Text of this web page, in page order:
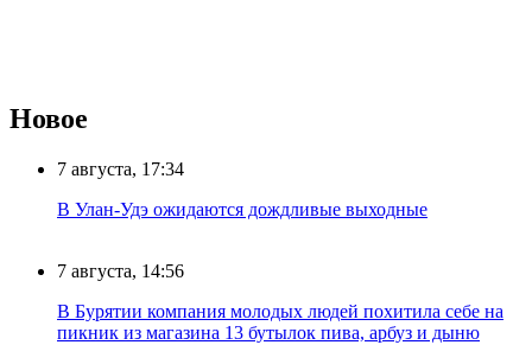
Новое
7 августа, 17:34
В Улан-Удэ ожидаются дождливые выходные
7 августа, 14:56
В Бурятии компания молодых людей похитила себе на
пикник из магазина 13 бутылок пива, арбуз и дыню